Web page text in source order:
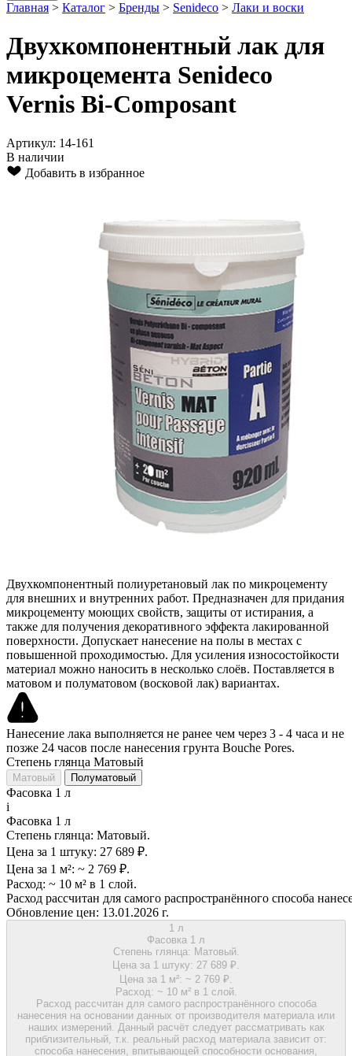
Главная > Каталог > Бренды > Senideco > Лаки и воски
Двухкомпонентный лак для
микроцемента Senideco
Vernis Bi-Composant
Артикул: 14-161
В наличии
Добавить в избранное
Двухкомпонентный полиуретановый лак по микроцементу
для внешних и внутренних работ. Предназначен для придания
микроцементу моющих свойств, защиты от истирания, а
также для получения декоративного эффекта лакированной
поверхности. Допускает нанесение на полы в местах с
повышенной проходимостью. Для усиления износостойкости
материал можно наносить в несколько слоёв. Поставляется в
матовом и полуматовом (восковой лак) вариантах.
Нанесение лака выполняется не ранее чем через 3 - 4 часа и не
позже 24 часов после нанесения грунта Bouche Pores.
Степень глянца Матовый
Матовый Полуматовый
Фасовка 1 л
i
Фасовка 1 л
Степень глянца: Матовый.
Цена за 1 штуку: 27 689 ₽.
Цена за 1 м²: ~ 2 769 ₽.
Расход: ~ 10 м² в 1 слой.
Расход рассчитан для самого распространённого способа
Обновление цен: 13.01.2026 г.
1 л
Фасовка 1 л
Степень глянца: Матовый.
Цена за 1 штуку: 27 689 ₽.
Цена за 1 м²: ~ 2 769 ₽.
Расход: ~ 10 м² в 1 слой.
Расход рассчитан для самого распространённого способа
нанесения на основании данных от производителя материала или
наших измерений. Данный расчёт следует рассматривать как
приблизительный, т.к. реальный расход материала зависит от:
способа нанесения, впитывающей способности основания,